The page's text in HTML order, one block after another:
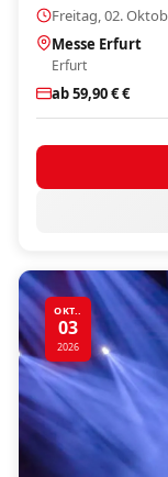
Freitag, 02.
Messe Erfurt
Erfurt
ab 59,90 € €
OKT..
03
2026